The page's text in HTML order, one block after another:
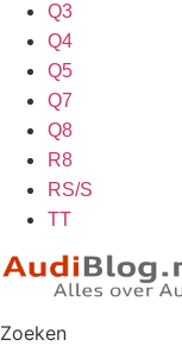
Q3
Q4
Q5
Q7
Q8
R8
RS/S
TT
Zoeken